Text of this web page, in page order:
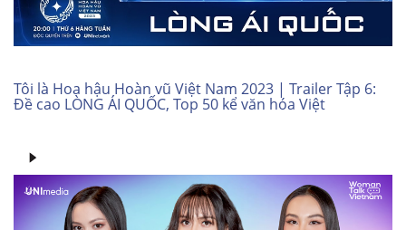
Tôi là Hoa hậu Hoàn vũ Việt Nam 2023 | Trailer Tập 6:
Đề cao LÒNG ÁI QUỐC, Top 50 kể văn hóa Việt